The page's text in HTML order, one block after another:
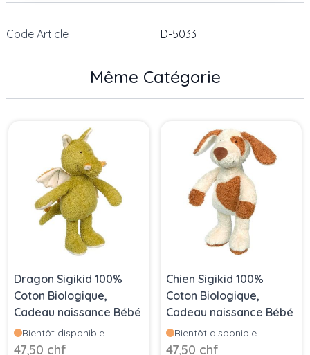
Code Article D-5033
Même Catégorie
Dragon Sigikid 100%
Coton Biologique,
Cadeau naissance Bébé
Bientôt disponible
47,50 chf
Chien Sigikid 100%
Coton Biologique,
Cadeau naissance Bébé
Bientôt disponible
47,50 chf